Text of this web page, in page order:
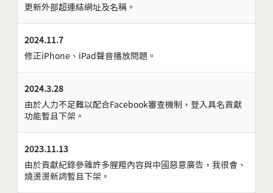
更新外部超連結網址及名稱。
2024.11.7
修正iPhone、iPad聲音播放問題。
2024.3.28
由於人力不足難以配合Facebook審查機制，登入具名貢獻
功能暫且下架。
2023.11.13
由於貢獻紀錄參雜許多腥羶內容與中國惡意廣告，我很會、
燒燙燙新詞暫且下架。